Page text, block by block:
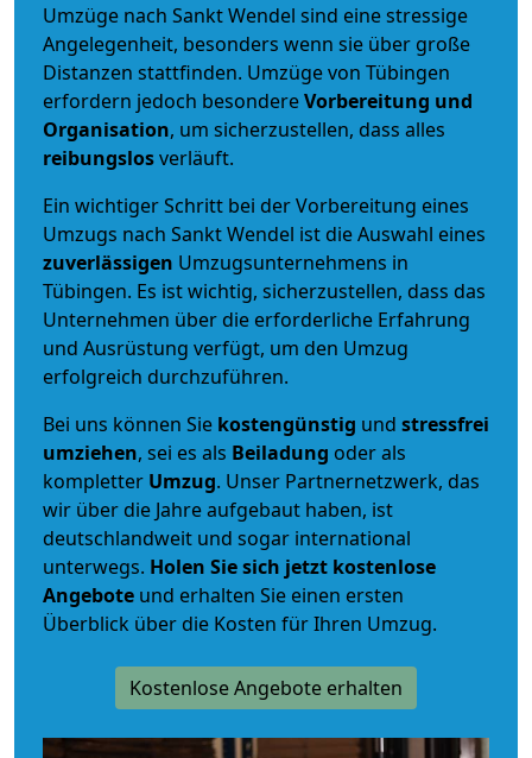
Umzüge nach Sankt Wendel sind eine stressige
Angelegenheit, besonders wenn sie über große
Distanzen stattfinden. Umzüge von Tübingen
erfordern jedoch besondereVorbereitung und
Organisation, um sicherzustellen, dass alles
reibungslosverläuft.
Ein wichtiger Schritt bei der Vorbereitung eines
Umzugs nach Sankt Wendel ist die Auswahl eines
zuverlässigen Umzugsunternehmens in
Tübingen. Es ist wichtig, sicherzustellen, dass das
Unternehmen über die erforderliche Erfahrung
und Ausrüstung verfügt, um den Umzug
erfolgreich durchzuführen.
Bei uns können Sie kostengünstig und stressfrei
umziehen, sei es als Beiladung oder als
kompletter Umzug. Unser Partnernetzwerk, das
wir über die Jahre aufgebaut haben, ist
deutschlandweit und sogar international
unterwegs. Holen Sie sich jetzt kostenlose
Angebote und erhalten Sie einen ersten
Überblick über die Kosten für Ihren Umzug.
Kostenlose Angebote erhalten